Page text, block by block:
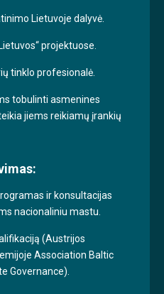
Lietuvoje dalyvė.
projektuose.
tinklo profesionalė.
tobulinti asmenines
jiems reikiamų įrankių
ir konsultacijas
nacionaliniu mastu.
(Austrijos
Association Baltic
Governance).